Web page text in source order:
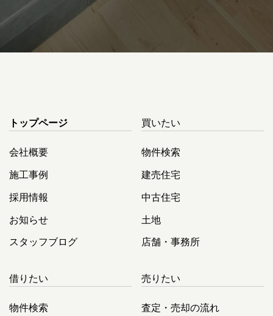
トップページ
会社概要
施工事例
採用情報
お知らせ
スタッフブログ
買いたい
物件検索
建売住宅
中古住宅
土地
店舗・事務所
借りたい
物件検索
売りたい
査定・売却の流れ